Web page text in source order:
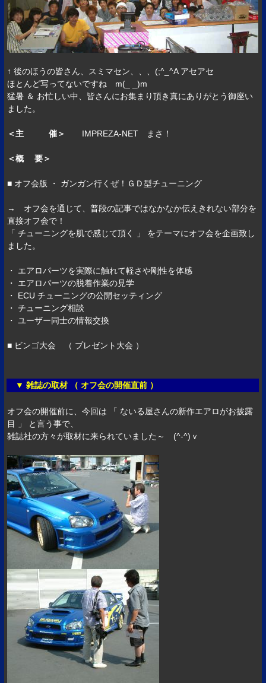
↑ 後のほうの皆さん、スミマセン、、、(;^_^A アセアセ
ほとんど写ってないですね m(_ _)m
猛暑 ＆ お忙しい中、皆さんにお集まり頂き真にありがとう御座い
ました。
＜主 催＞ IMPREZA-NET まさ！
＜概 要＞
■ オフ会版 ・ ガンガン行くぜ！ＧＤ型チューニング
→ オフ会を通じて、普段の記事ではなかなか伝えきれない部分を
直接オフ会で！
「 チューニングを肌で感じて頂く 」 をテーマにオフ会を企画致し
ました。
・ エアロパーツを実際に触れて軽さや剛性を体感
・ エアロパーツの脱着作業の見学
・ ECU チューニングの公開セッティング
・ チューニング相談
・ ユーザー同士の情報交換
■ ビンゴ大会 （ プレゼント大会 ）
▼ 雑誌の取材 （ オフ会の開催直前 ）
オフ会の開催前に、今回は 「 ないる屋さんの新作エアロがお披露
目 」 と言う事で、
雑誌社の方々が取材に来られていました～ (^-^)ｖ